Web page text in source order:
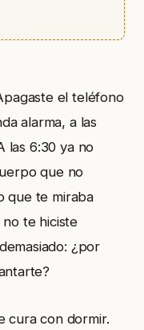
el teléfono
alarma, a las
las 6:30 ya no
que no
que te miraba
te hiciste
¿por
cura con dormir.